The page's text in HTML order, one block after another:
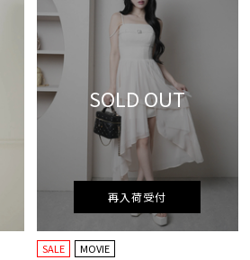
SOLD OUT
再入荷受付
SALE MOVIE